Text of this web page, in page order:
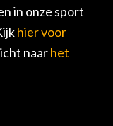
in onze sport
hier voor
naarhet